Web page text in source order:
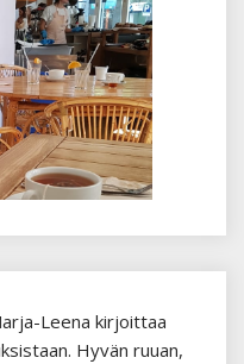
Leena kirjoittaa
Hyvän ruuan,